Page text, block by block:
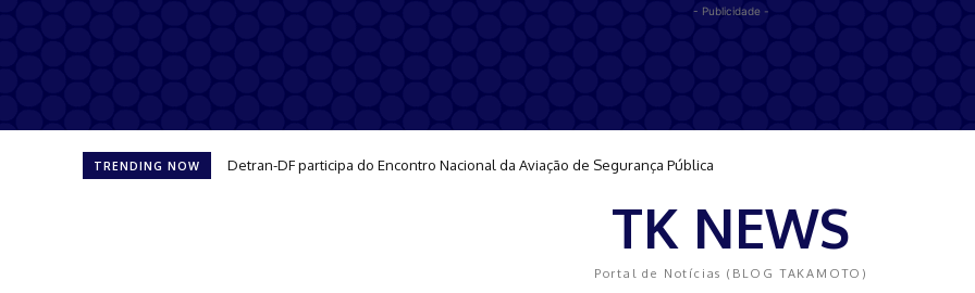
- Publicidade -
TRENDING NOW Detran-DF participa do Encontro Nacional da Aviação de Segurança Pública
TK NEWS
Portal de Notícias (BLOG TAKAMOTO)